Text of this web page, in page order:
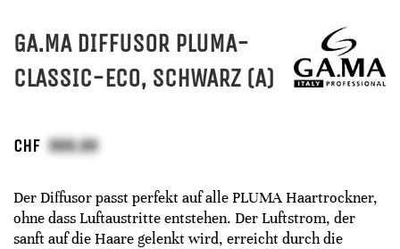
GA.MA DIFFUSOR PLUMA-
CLASSIC-ECO, SCHWARZ (A)
CHF
Der Diffusor passt perfekt auf alle PLUMA Haartrockner,
ohne dass Luftaustritte entstehen. Der Luftstrom, der
sanft auf die Haare gelenkt wird, erreicht durch die